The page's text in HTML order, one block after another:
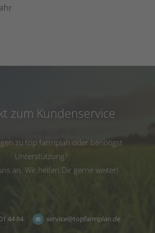
zum Kundenservice
zu top farmplan oder benötigst
Unterstützung?
an. Wir helfen Dir gerne weiter!
44 84 service@topfarmplan.de